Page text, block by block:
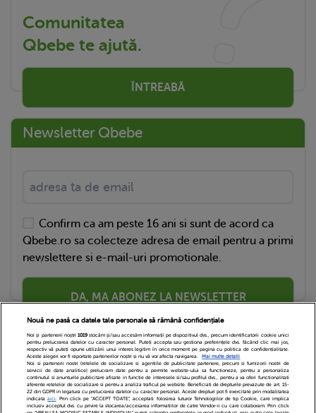
Comunitatea
Qbebe te ajută.
ÎNTREABĂ
Newsletter Qbebe
Confirm ca am peste 16 ani si sunt de acord ca
Qbebe.ro sa colecteze adresa de email pentru a primi
newslettere si e-mail-uri promotionale.
DA, MA ABONEZ LA NEWSLETTER
Nouă ne pasă ca datele tale personale să rămână confidențiale
Noi și partenerii noștri 1019stocăm și/sau accesăm informații pe dispozitivul dvs., precum identificatorii cookie unici
pentru prelucrarea datelor cu caracter personal. Puteți accepta sau gestiona preferințele dvs. făcând clic mai jos,
respectiv vă puteți opune utilizării unui interes legitim în orice moment pe pagina cu politica de confidențialitate.
Aceste alegeri vor fi raportate partenerilor noștri și nu vă vor afecta navigarea.
Mai multe detalii
Noi si partenerii nostri (retelele de socializare si agentiile de publicitate partenere, precum si furnizorii nostri de
servicii de date analitice) prelucram date pentru a permite website-ului sa functioneze, pentru a personaliza
continutul si anunturile publicitare afisate in functie de interesele si/sau profilul dvs., pentru a va oferi functionalitati
aferente retelelor de socializare si pentru a analiza traficul pe website. Beneficiati de drepturile prevazute de art. 15-
22 din GDPR in legatura cu prelucrarea datelor cu caracter personal. Aceste drepturi pot fi exercitate prin modalitatea
indicataaici. Prin click pe “ACCEPT TOATE”, acceptati folosirea tuturor Tehnologiilor de tip Cookie, care implica
inclusiv acceptul dvs. cu privire la stocarea/accesarea informatiilor de catre Vendor-ii cu care colaboram. Prin click